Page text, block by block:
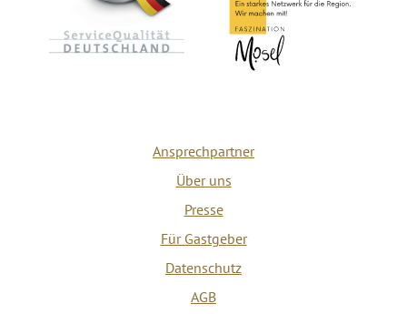
Ansprechpartner
Über uns
Presse
Für Gastgeber
Datenschutz
AGB